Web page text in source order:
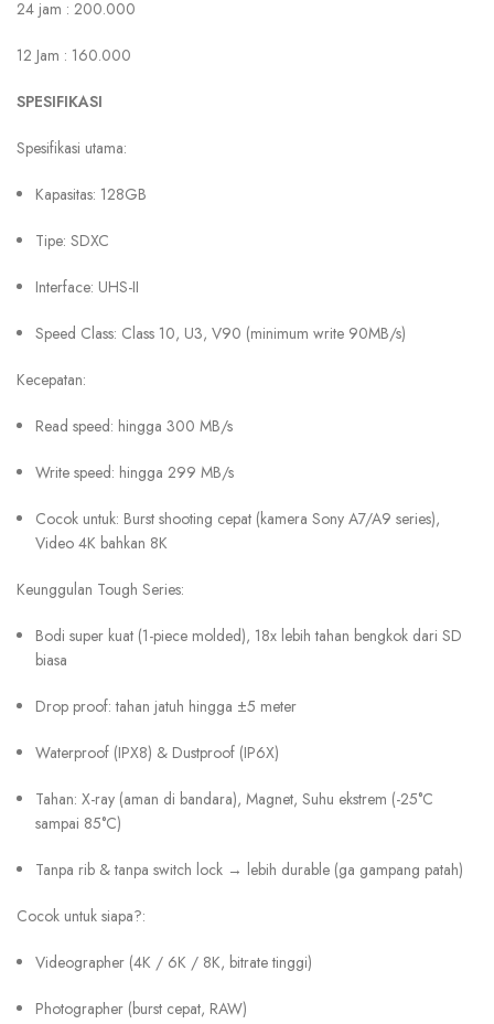
24 jam : 200.000
12 Jam : 160.000
SPESIFIKASI
Spesifikasi utama:
Kapasitas: 128GB
Tipe: SDXC
Interface: UHS-II
Speed Class: Class 10, U3, V90 (minimum write 90MB/s)
Kecepatan:
Read speed: hingga 300 MB/s
Write speed: hingga 299 MB/s
Cocok untuk: Burst shooting cepat (kamera Sony A7/A9 series),
Video 4K bahkan 8K
Keunggulan Tough Series:
Bodi super kuat (1-piece molded), 18x lebih tahan bengkok dari SD
biasa
Drop proof: tahan jatuh hingga ±5 meter
Waterproof (IPX8) & Dustproof (IP6X)
Tahan: X-ray (aman di bandara), Magnet, Suhu ekstrem (-25°C
sampai 85°C)
Tanpa rib & tanpa switch lock → lebih durable (ga gampang patah)
Cocok untuk siapa?:
Videographer (4K / 6K / 8K, bitrate tinggi)
Photographer (burst cepat, RAW)